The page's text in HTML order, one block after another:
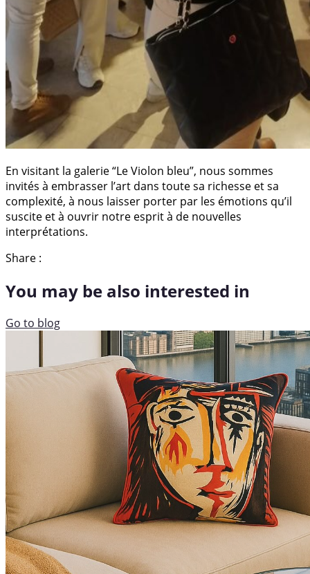
En visitant la galerie “Le Violon bleu”, nous sommes
invités à embrasser l’art dans toute sa richesse et sa
complexité, à nous laisser porter par les émotions qu’il
suscite et à ouvrir notre esprit à de nouvelles
interprétations.
Share :
You may be also interested in
Go to blog